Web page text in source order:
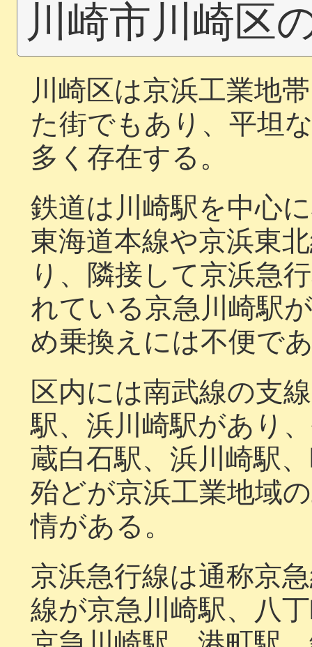
川崎市川崎区
川崎区は京浜工業地
た街でもあり、平坦
多く存在する。
鉄道は川崎駅を中心
東海道本線や京浜東
り、隣接して京浜急
れている京急川崎駅
め乗換えには不便で
区内には南武線の支
駅、浜川崎駅があり
蔵白石駅、浜川崎駅
殆どが京浜工業地域
情がある。
京浜急行線は通称京
線が京急川崎駅、八